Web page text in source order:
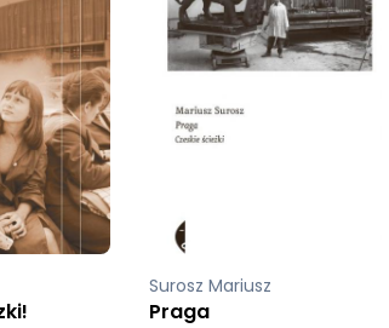
Surosz Mariusz
Ach te Czeszki!